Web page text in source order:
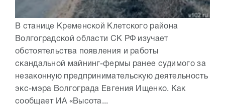
В станице Кременской Клетского района
Волгоградской области СК РФ изучает
обстоятельства появления и работы
скандальной майнинг-фермы ранее судимого за
незаконную предпринимательскую деятельность
экс-мэра Волгограда Евгения Ищенко. Как
сообщает ИА «Высота...